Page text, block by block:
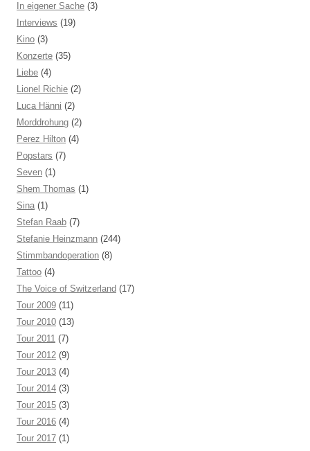
In eigener Sache (3)
Interviews (19)
Kino (3)
Konzerte (35)
Liebe (4)
Lionel Richie (2)
Luca Hänni (2)
Morddrohung (2)
Perez Hilton (4)
Popstars (7)
Seven (1)
Shem Thomas (1)
Sina (1)
Stefan Raab (7)
Stefanie Heinzmann (244)
Stimmbandoperation (8)
Tattoo (4)
The Voice of Switzerland (17)
Tour 2009 (11)
Tour 2010 (13)
Tour 2011 (7)
Tour 2012 (9)
Tour 2013 (4)
Tour 2014 (3)
Tour 2015 (3)
Tour 2016 (4)
Tour 2017 (1)